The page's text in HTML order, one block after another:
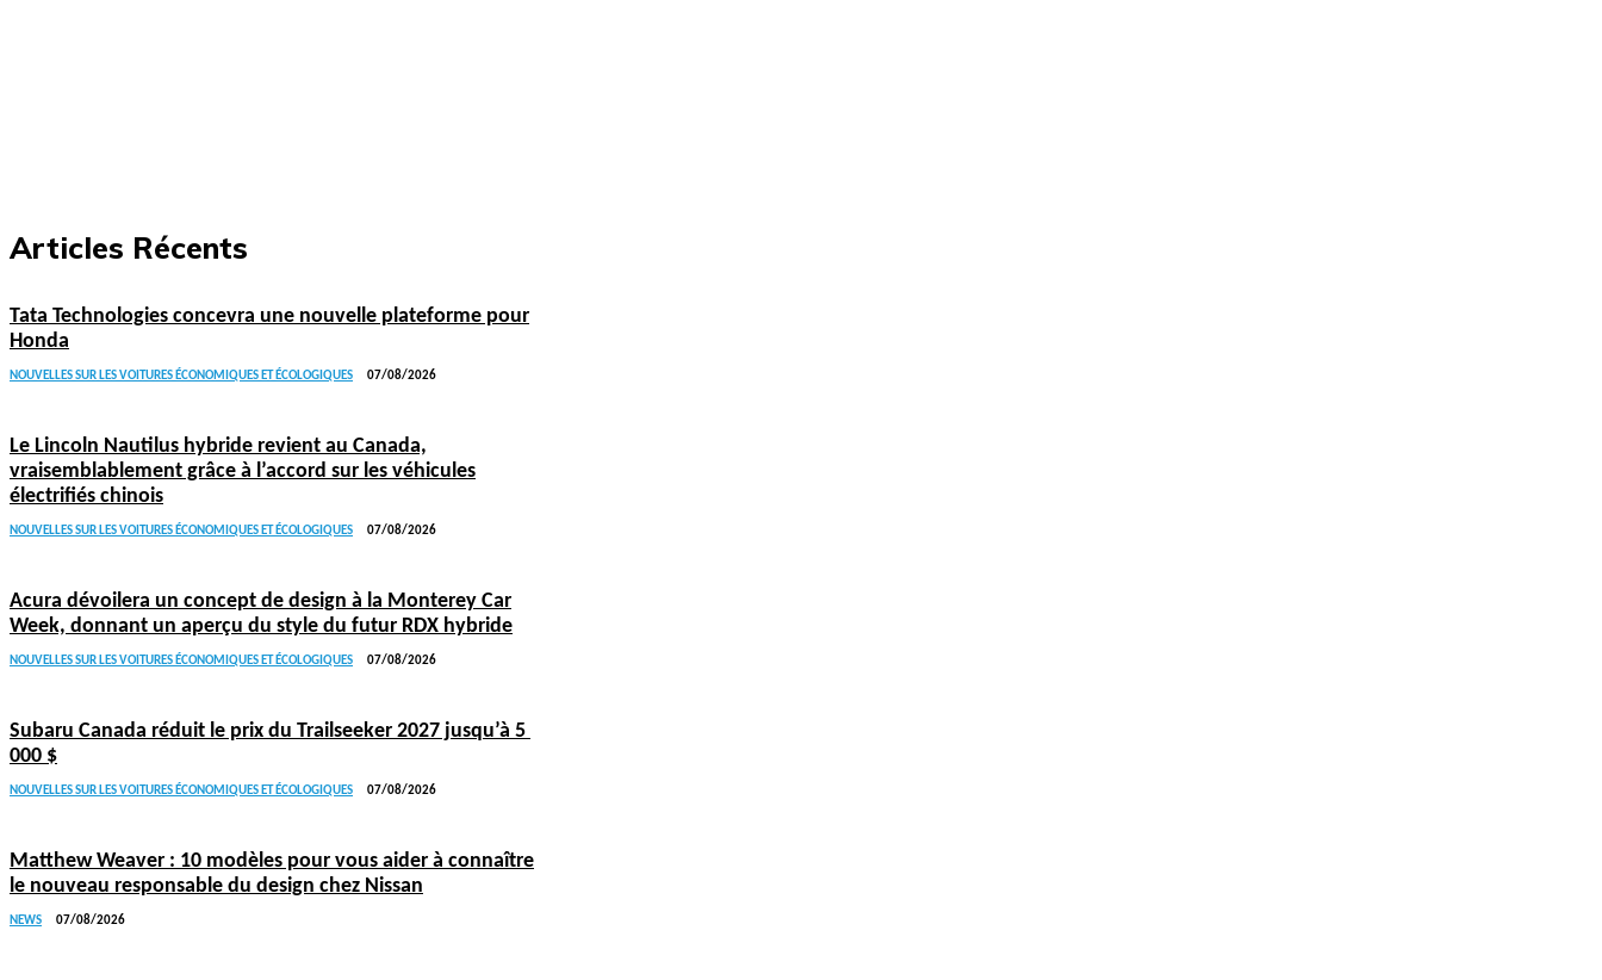
Articles Récents
Tata Technologies concevra une nouvelle plateforme pour
Honda
NOUVELLES SUR LES VOITURES ÉCONOMIQUES ET ÉCOLOGIQUES 07/08/2026
Le Lincoln Nautilus hybride revient au Canada,
vraisemblablement grâce à l’accord sur les véhicules
électrifiés chinois
NOUVELLES SUR LES VOITURES ÉCONOMIQUES ET ÉCOLOGIQUES 07/08/2026
Acura dévoilera un concept de design à la Monterey Car
Week, donnant un aperçu du style du futur RDX hybride
NOUVELLES SUR LES VOITURES ÉCONOMIQUES ET ÉCOLOGIQUES 07/08/2026
Subaru Canada réduit le prix du Trailseeker 2027 jusqu’à 5
000 $
NOUVELLES SUR LES VOITURES ÉCONOMIQUES ET ÉCOLOGIQUES 07/08/2026
Matthew Weaver : 10 modèles pour vous aider à connaître
le nouveau responsable du design chez Nissan
NEWS 07/08/2026